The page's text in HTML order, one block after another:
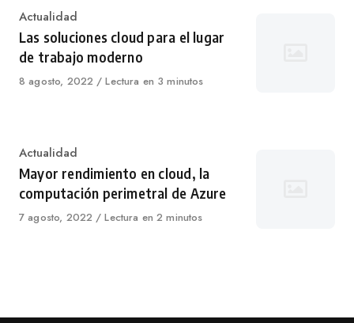
Category
Actualidad
Las soluciones cloud para el lugar
de trabajo moderno
Published
8 agosto, 2022 Lectura en 3 minutos
Category
Actualidad
Mayor rendimiento en cloud, la
computación perimetral de Azure
Published
7 agosto, 2022 Lectura en 2 minutos